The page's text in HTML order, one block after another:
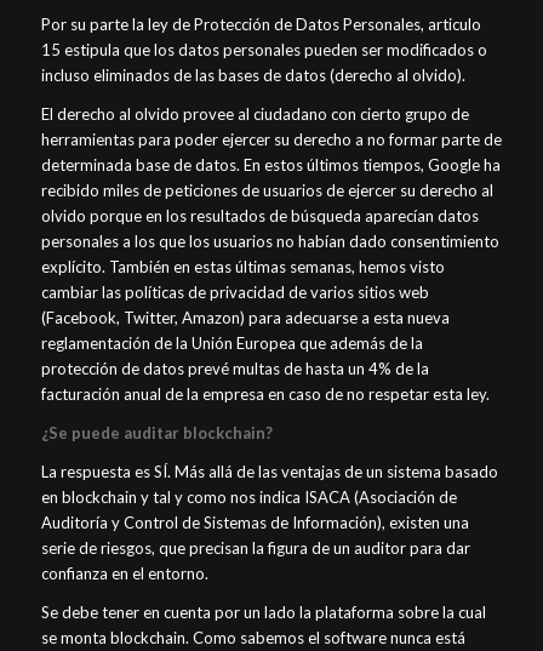
Por su parte la ley de Protección de Datos Personales, articulo
15 estipula que los datos personales pueden ser modificados o
incluso eliminados de las bases de datos (derecho al olvido).
El derecho al olvido provee al ciudadano con cierto grupo de
herramientas para poder ejercer su derecho a no formar parte de
determinada base de datos. En estos últimos tiempos, Google ha
recibido miles de peticiones de usuarios de ejercer su derecho al
olvido porque en los resultados de búsqueda aparecían datos
personales a los que los usuarios no habían dado consentimiento
explícito. También en estas últimas semanas, hemos visto
cambiar las políticas de privacidad de varios sitios web
(Facebook, Twitter, Amazon) para adecuarse a esta nueva
reglamentación de la Unión Europea que además de la
protección de datos prevé multas de hasta un 4% de la
facturación anual de la empresa en caso de no respetar esta ley.
¿Se puede auditar blockchain?
La respuesta es SÍ. Más allá de las ventajas de un sistema basado
en blockchain y tal y como nos indica ISACA (Asociación de
Auditoría y Control de Sistemas de Información), existen una
serie de riesgos, que precisan la figura de un auditor para dar
confianza en el entorno.
Se debe tener en cuenta por un lado la plataforma sobre la cual
se monta blockchain. Como sabemos el software nunca está